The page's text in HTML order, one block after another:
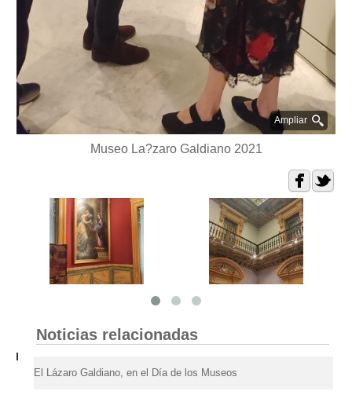
Ampliar
Museo La?zaro Galdiano 2021
Noticias relacionadas
El Lázaro Galdiano, en el Día de los Museos